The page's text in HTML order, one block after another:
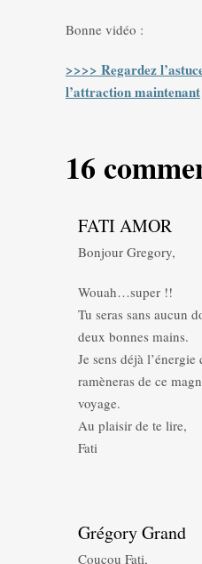
Bonne vidéo :
>>>> Regardez
l’attraction maintenant
16
FATI AMOR
Bonjour Gregory,
Wouah…super !!
Tu seras sans aucun
deux bonnes mains.
Je sens déjà l’énergie
ramèneras de ce
voyage.
Au plaisir de te lire,
Fati
Grégory Grand
Coucou Fati,